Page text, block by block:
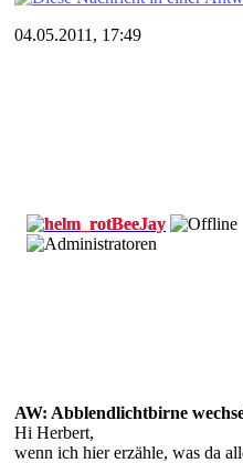
04.05.2011, 17:49
BeeJay
AW: Abblendlichtbirne
Hi Herbert,
wenn ich hier erzähle, was da